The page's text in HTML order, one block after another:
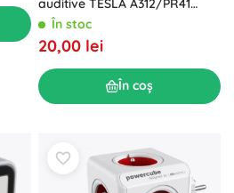
1.45V 6 buc
În stoc
20,00 lei
În coș